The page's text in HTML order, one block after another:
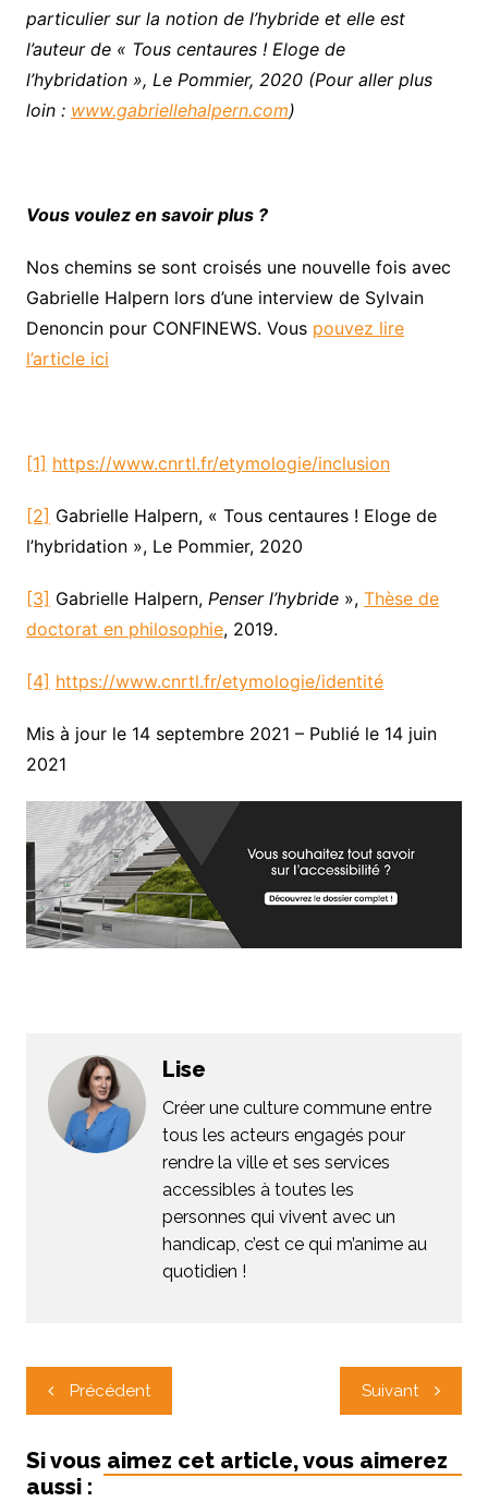
particulier sur la notion de l’hybride et elle est
l’auteur de « Tous centaures ! Eloge de
l’hybridation », Le Pommier, 2020 (Pour aller plus
loin : www.gabriellehalpern.com)
Vous voulez en savoir plus ?
Nos chemins se sont croisés une nouvelle fois avec
Gabrielle Halpern lors d’une interview de Sylvain
Denoncin pour CONFINEWS. Vous pouvez lire
l’article ici
[1] https://www.cnrtl.fr/etymologie/inclusion
[2] Gabrielle Halpern, « Tous centaures ! Eloge de
l’hybridation », Le Pommier, 2020
[3] Gabrielle Halpern, Penser l’hybride», Thèse de
doctorat en philosophie, 2019.
[4] https://www.cnrtl.fr/etymologie/identité
Mis à jour le 14 septembre 2021 – Publié le 14 juin
2021
Lise
Créer une culture commune entre
tous les acteurs engagés pour
rendre la ville et ses services
accessibles à toutes les
personnes qui vivent avec un
handicap, c’est ce qui m’anime au
quotidien !
Navigation
de
l’article
Précédent Suivant
Si vous aimez cet article, vous aimerez
aussi :